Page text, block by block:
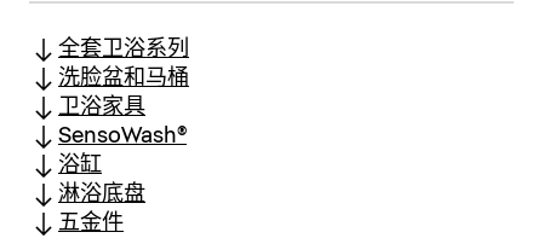
全套卫浴系列
洗脸盆和马桶
卫浴家具
SensoWash®
浴缸
淋浴底盘
五金件